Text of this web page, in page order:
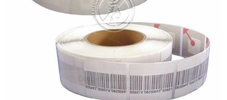
Doppelt antippen zum
vergrößern